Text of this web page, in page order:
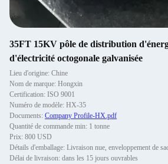
35FT 15KV pôle de distribution
d'électricité octogonale galvanisée
Lieu d'origine: Chine
Nom de marque: Hongxin
Certification: ISO 9001
Numéro de modèle: HX-35
Documents: Company Profile-HX.pdf
Quantité de commande min: 1 tonne
Prix: 800 USD
Détails d'emballage: Livraison nue, enveloppement de
Délai de livraison: dans les 15 jours ouvrables